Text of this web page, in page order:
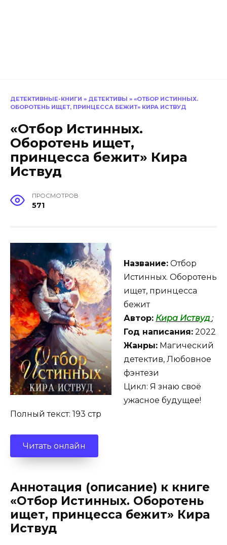
ДЕТЕКТИВНЫЕ-КНИГИ » ДЕТЕКТИВЫ » «ОТБОР ИСТИННЫХ.
ОБОРОТЕНЬ ИЩЕТ, ПРИНЦЕССА БЕЖИТ» КИРА ИСТВУД
«Отбор Истинных.
Оборотень ищет,
принцесса бежит» Кира
Иствуд
ПРОСМОТРОВ
571
Название: Отбор
Истинных. Оборотень
ищет, принцесса
бежит
Автор: Кира Иствуд ;
Год написания: 2022
Жанры: Магический
детектив, Любовное
фэнтези
Цикл: Я знаю своё
ужасное будущее!
Полный текст: 193 стр
Читать онлайн
Аннотация (описание) к книге
«Отбор Истинных. Оборотень
ищет, принцесса бежит» Кира
Иствуд